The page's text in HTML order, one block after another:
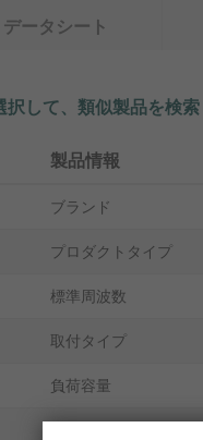
データシート
して、類似製品を検索
製品情報
ブランド
プロダクトタイプ
標準周波数
取付タイプ
負荷容量